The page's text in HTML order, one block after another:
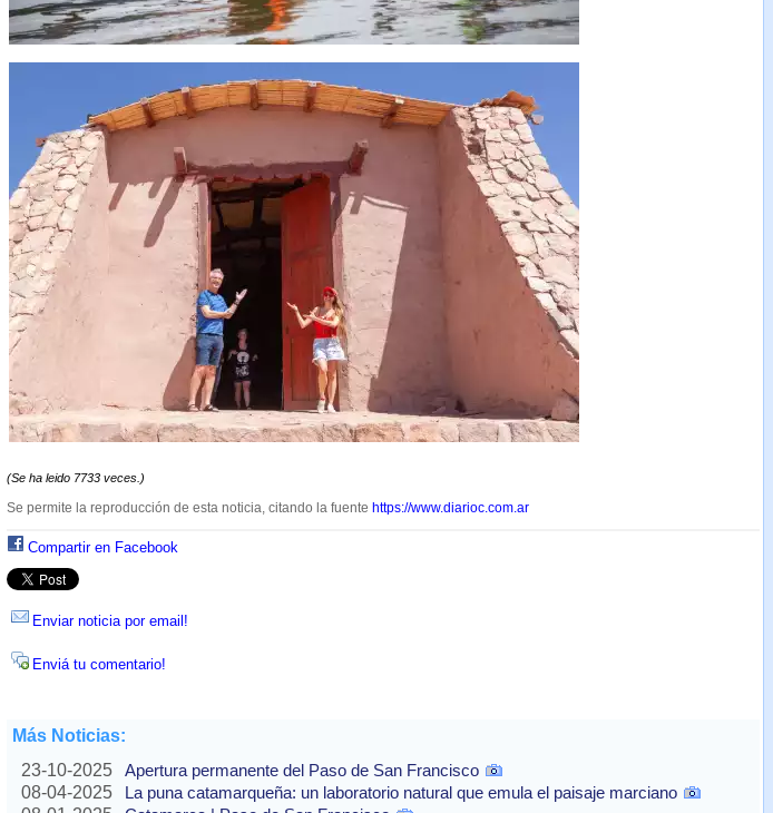
(Se ha leido 7733 veces.)
Se permite la reproducción de esta noticia, citando la fuente https://www.diarioc.com.ar
Compartir en Facebook
Enviar noticia por email!
Enviá tu comentario!
Más Noticias:
23-10-2025
Apertura permanente del Paso de San Francisco
08-04-2025
La puna catamarqueña: un laboratorio natural que emula el paisaje marciano